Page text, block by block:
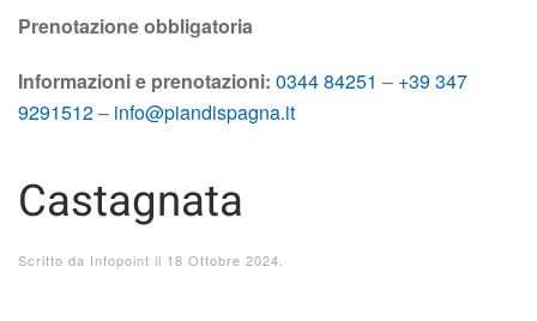
Prenotazione obbligatoria
Informazioni e prenotazioni: 0344 84251 – +39 347
9291512– info@piandispagna.it
Castagnata
Scritto da Infopoint il 18 Ottobre 2024